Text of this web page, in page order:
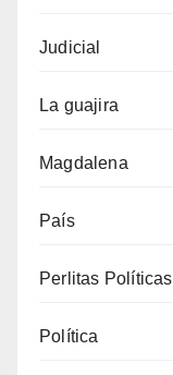
Judicial
La guajira
Magdalena
País
Perlitas Políticas
Política